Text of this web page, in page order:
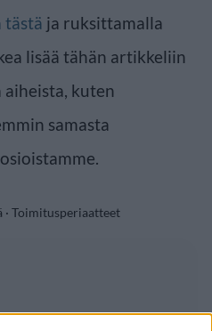
tästä ja ruksittamalla
lisää tähän artikkeliin
kuten
samasta
· Toimitusperiaatteet